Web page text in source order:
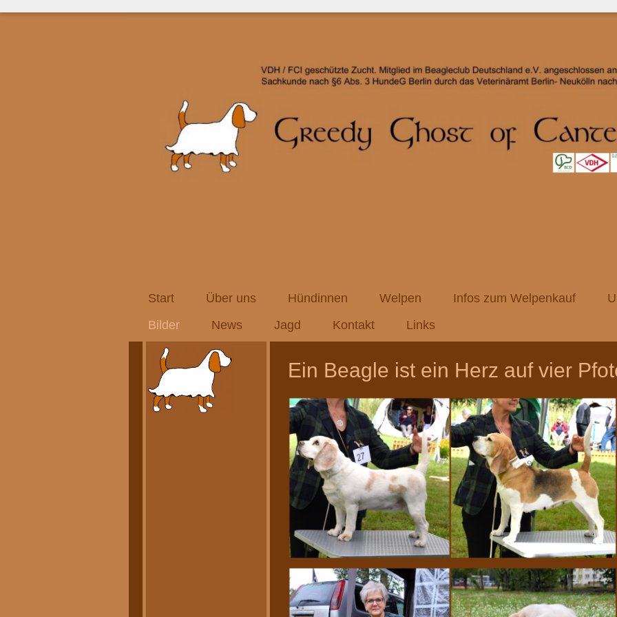
Start Über uns Hündinnen Welpen Infos zum Welpenkauf
Bilder
News Jagd Kontakt Links
Ein Beagle ist ein Herz auf vier